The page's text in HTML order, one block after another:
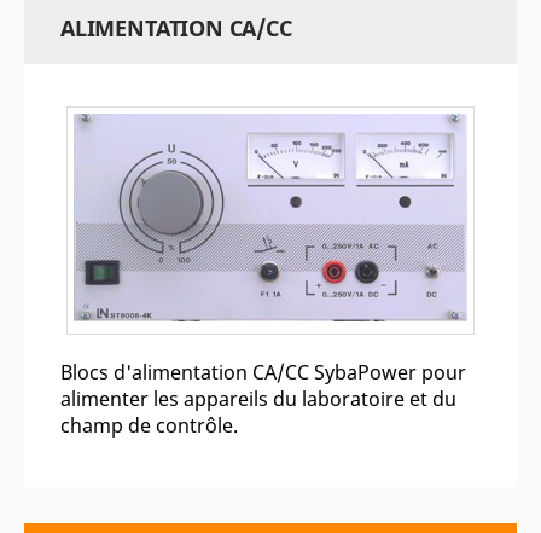
ALIMENTATION CA/CC
Blocs d'alimentation CA/CC SybaPower pour
alimenter les appareils du laboratoire et du
champ de contrôle.